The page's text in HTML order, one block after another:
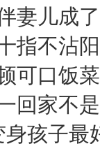
妻儿成
不沾阳
可口饭
家不是
身孩子最